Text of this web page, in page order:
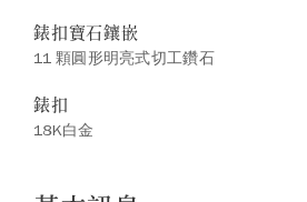
錶扣寶石鑲嵌
11 顆圓形明亮式切工鑽石
錶扣
18K白金